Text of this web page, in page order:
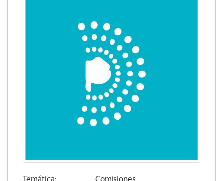
Temática: Comisiones